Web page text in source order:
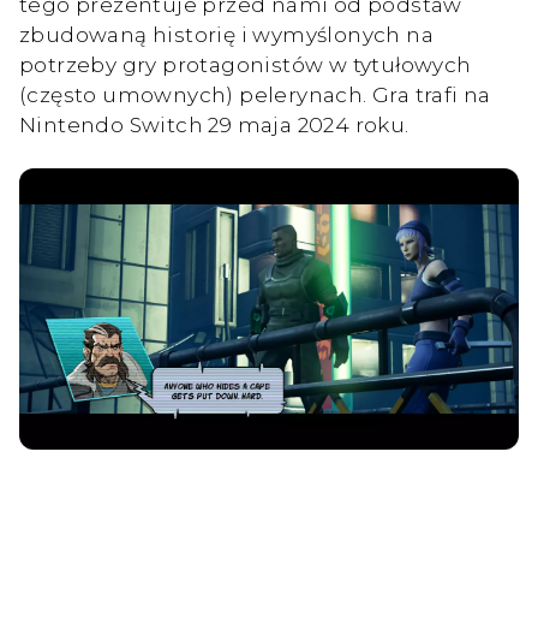
zbudowaną historię i wymyślonych na
potrzeby gry protagonistów w tytułowych
(często umownych) pelerynach. Gra trafi na
Nintendo Switch 29 maja 2024 roku.